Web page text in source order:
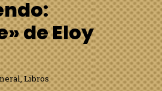
de Eloy
,Libros